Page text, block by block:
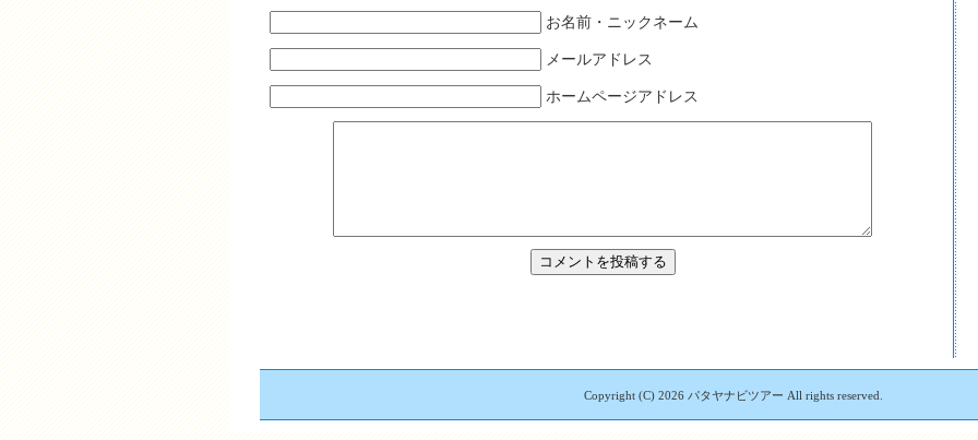
お名前・ニックネーム
メールアドレス
ホームページアドレス
Copyright (C) 2026 パタヤナビツアー All rights reserved.